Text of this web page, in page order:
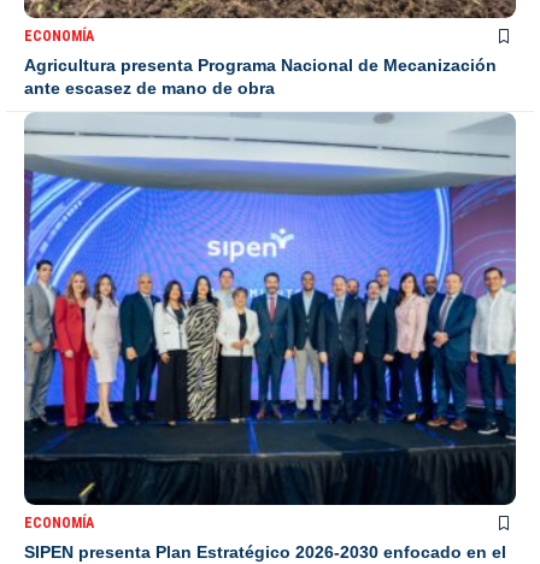
ECONOMÍA
Agricultura presenta Programa Nacional de Mecanización
ante escasez de mano de obra
ECONOMÍA
SIPEN presenta Plan Estratégico 2026-2030 enfocado en el